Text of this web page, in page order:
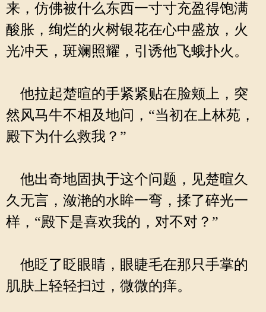
来，仿佛被什么东西一寸寸充盈得饱满
酸胀，绚烂的火树银花在心中盛放，火
光冲天，斑斓照耀，引诱他飞蛾扑火。
他拉起楚暄的手紧紧贴在脸颊上，突
然风马牛不相及地问，“当初在上林苑，
殿下为什么救我？”
他出奇地固执于这个问题，见楚暄久
久无言，潋滟的水眸一弯，揉了碎光一
样，“殿下是喜欢我的，对不对？”
他眨了眨眼睛，眼睫毛在那只手掌的
肌肤上轻轻扫过，微微的痒。